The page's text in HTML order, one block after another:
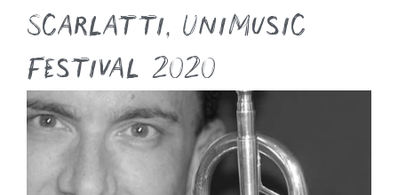
Scarlatti, UniMusic
festival 2020